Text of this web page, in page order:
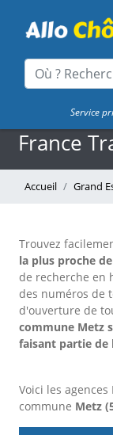
Service
France
Accueil Grand
Trouvez
la plus proche
de recherche en
des numéros de
d'ouverture de
commune Metz
faisant partie de
Voici les
commune Metz